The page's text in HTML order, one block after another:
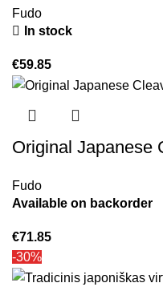
Fudo
In stock
€59.85
Original Japanese
Fudo
Available on backorder
€71.85
-30%